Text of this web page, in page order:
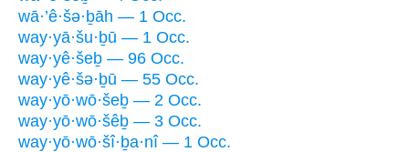
wā·’ê·šə·ḇāh — 1 Occ.
way·yā·šu·ḇū — 1 Occ.
way·yê·šeḇ — 96 Occ.
way·yê·šə·ḇū — 55 Occ.
way·yō·wō·šeḇ — 2 Occ.
way·yō·wō·šêḇ — 3 Occ.
way·yō·wō·šî·ḇa·nî — 1 Occ.